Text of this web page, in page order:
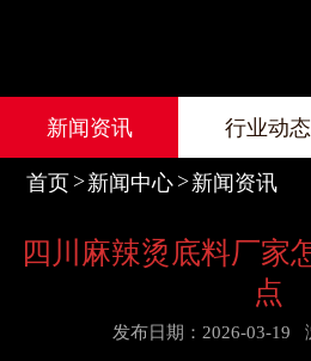
新闻资讯 行业动态
首页 新闻中心 新闻资讯
四川麻辣烫底料厂家
点
发布日期：2026-03-19